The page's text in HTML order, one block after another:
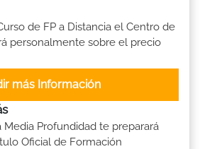
de FP a Distancia el Centro de
personalmente sobre el precio
más Información
Media Profundidad te preparará
Oficial de Formación